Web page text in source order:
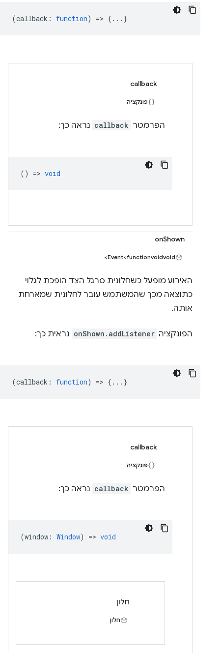
(callback : function) => {...}
callback
פונקציה
הפרמטר callback נראה כך:
() => void
onShown
Event<functionvoidvoid>
האירוע מופעל כשחלונית סרגל הצד הופכת לגלוי
כתוצאה מכך שהמשתמש עובר לחלונית שמארחת
אותה.
הפונקציה onShown.addListener נראית כך:
(callback : function) => {...}
callback
פונקציה
הפרמטר callback נראה כך:
(window : Window) => void
חלון
חלון